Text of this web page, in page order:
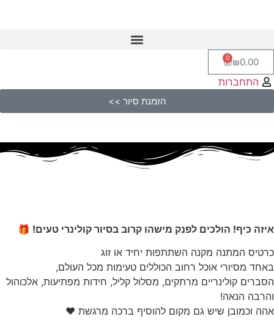
₪0.00
0
התחברות
הזמנת סיור >>
איזה כיף! הולכים לפנק מישהו קרוב בסיור קולינרי טעים! 🎁
כרטיס המתנה מקנה השתתפות יחיד או זוג
באחד מסיורי אוכל רחוב הכוללים טעימות מכל העולם,
הסברים קולינריים מרתקים, מסלול קליל, חידות מפתיעות, אלכוהול
והרבה הנאה!
אהה וכמובן שיש גם מקום להוסיף ברכה מרגשת ❤️